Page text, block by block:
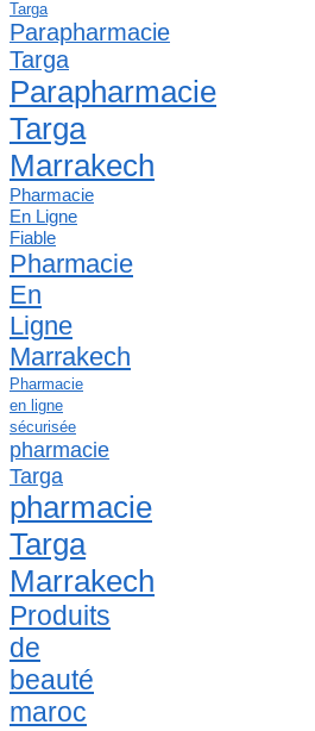
Targa
Parapharmacie
Targa
Parapharmacie
Targa
Marrakech
Pharmacie
En Ligne
Fiable
Pharmacie
En
Ligne
Marrakech
Pharmacie
en ligne
sécurisée
pharmacie
Targa
pharmacie
Targa
Marrakech
Produits
de
beauté
maroc